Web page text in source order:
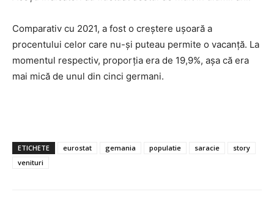
Comparativ cu 2021, a fost o creştere uşoară a
procentului celor care nu-şi puteau permite o vacanţă. La
momentul respectiv, proporţia era de 19,9%, aşa că era
mai mică de unul din cinci germani.
ETICHETE eurostat gemania populatie saracie
story
venituri